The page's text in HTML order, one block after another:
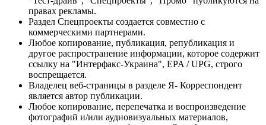
правах рекламы.
Раздел Спецпроекты создается совместно с
коммерческими партнерами.
Любое копирование, публикация, републикация и
другое распространение информации, которое содержит
ссылку на "Интерфакс-Украина", EPA / UPG, строго
воспрещается.
Владелец веб-страницы в разделе Я- Корреспондент
является автор публикации.
Любое копирование, перепечатка и воспроизведение
фотографий и/или аудиовизуальных материалов,